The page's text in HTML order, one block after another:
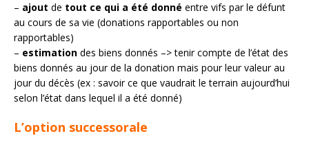
– ajout de tout ce qui a été donné entre vifs par le défunt
au cours de sa vie (donations rapportables ou non
rapportables)
– estimation des biens donnés –> tenir compte de l’état des
biens donnés au jour de la donation mais pour leur valeur au
jour du décès (ex : savoir ce que vaudrait le terrain aujourd’hui
selon l’état dans lequel il a été donné)
L’option successorale